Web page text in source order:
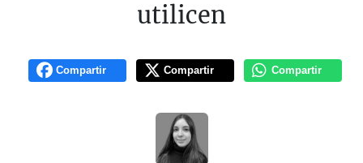
utilicen
Compartir Compartir Compartir